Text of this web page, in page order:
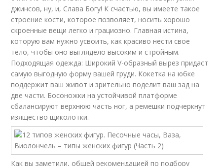
джинсов, ну, и, Слава Богу! К счастью, вы имеете такое
строение кости, которое позволяет, носить хорошо
скроенные вещи легко и грациозно. Главная истина,
которую вам нужно усвоить, как красиво нести свое
тело, чтобы оно выглядело высоким и стройным.
Подходящая одежда: Широкий V-образный вырез придаст
самую выгодную форму вашей груди. Кокетка на юбке
поддержит ваш живот и зрительно поделит ваш зад на
две части. Босоножки на устойчивой платформе
сбалансируют верхнюю часть ног, а ремешки подчеркнут
изящество щиколотки.
Как вы заметили, общей рекомендацией по подбору